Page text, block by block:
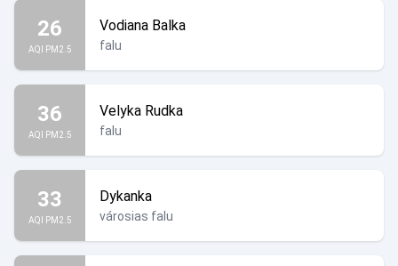
26
AQI PM2.5
Vodiana Balka
falu
36
AQI PM2.5
Velyka Rudka
falu
33
AQI PM2.5
Dykanka
városias falu